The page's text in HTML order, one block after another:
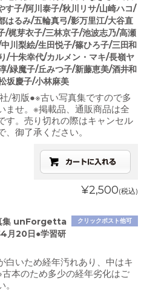
す子/阿川泰子/秋川リサ/山崎ハコ/
はるみ/五輪真弓/影万里江/大谷直
/梶芽衣子/三林京子/池波志乃/高瀬
川梨絵/生田悦子/篠ひろ子/三田和
/十朱幸代/カルメン・マキ/長嶺ヤ
/緑魔子/丘みつ子/新藤恵美/酒井和
坂慶子/小林麻美
/初版●※古い写真集ですので多
ませ。※掲載品、通販商品は全
す。売り切れの際はキャンセル
御了承ください。
¥2,500(税込)
クリックポスト他可
集 unForgetta
月20日●学習研
白いため経年汚れあり、中はキ
古本のため多少の経年劣化はご